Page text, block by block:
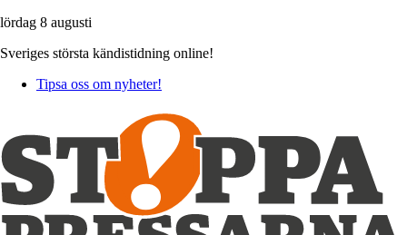
lördag 8 augusti
Sveriges största kändistidning online!
Tipsa oss om nyheter!